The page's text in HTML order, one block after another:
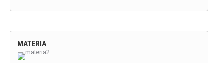
MATERIA